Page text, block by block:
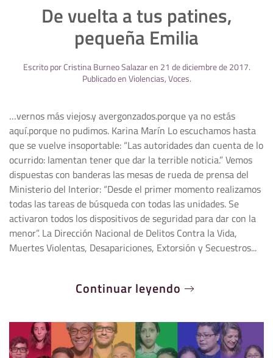
De vuelta a tus patines,
pequeña Emilia
Escrito porCristina Burneo Salazaren 21 de diciembre de 2017.
Publicado enViolencias,Voces.
…vernos más viejos.y avergonzados.porque ya no estás
aquí.porque no pudimos. Karina Marín Lo escuchamos hasta
que se vuelve insoportable: “Las autoridades dan cuenta de lo
ocurrido: lamentan tener que dar la terrible noticia.” Vemos
dispuestas con banderas las mesas de rueda de prensa del
Ministerio del Interior: “Desde el primer momento realizamos
todas las tareas de búsqueda con todas las unidades. Se
activaron todos los dispositivos de seguridad para dar con la
menor”. La Dirección Nacional de Delitos Contra la Vida,
Muertes Violentas, Desapariciones, Extorsión y Secuestros...
Continuar leyendo